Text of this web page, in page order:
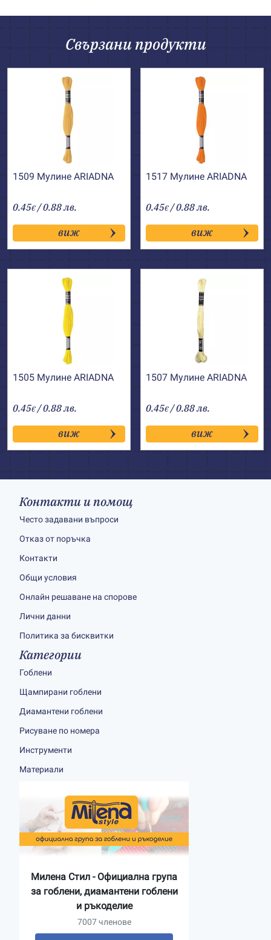
Свързани продукти
1509 Мулине АRIADNA
0.45€ / 0.88 лв.
виж
1517 Мулине АRIADNA
0.45€ / 0.88 лв.
виж
1505 Мулине АRIADNA
0.45€ / 0.88 лв.
виж
1507 Мулине АRIADNA
0.45€ / 0.88 лв.
виж
Контакти и помощ
Често задавани въпроси
Отказ от поръчка
Контакти
Общи условия
Онлайн решаване на спорове
Лични данни
Политика за бисквитки
Категории
Гоблени
Щампирани гоблени
Диамантени гоблени
Рисуване по номера
Инструменти
Материали
Милена Стил - Официална група
за гоблени, диамантени гоблени
и ръкоделие
7007 членове